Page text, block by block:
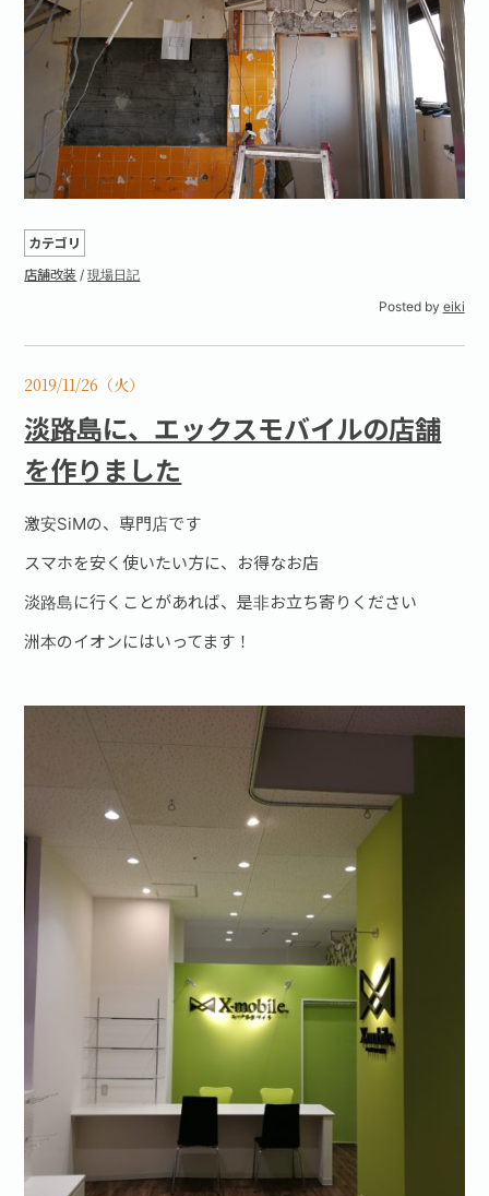
カテゴリ
店舗改装 /現場日記
Posted by eiki
2019/11/26（火）
淡路島に、エックスモバイルの店舗
を作りました
激安SiMの、専門店です
スマホを安く使いたい方に、お得なお店
淡路島に行くことがあれば、是非お立ち寄りください
洲本のイオンにはいってます！